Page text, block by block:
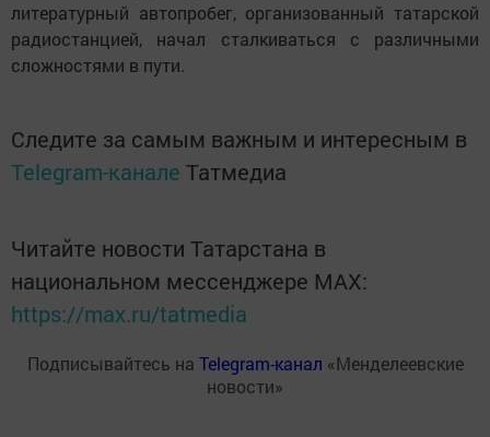
литературный автопробег, организованный татарской
радиостанцией, начал сталкиваться с различными
сложностями в пути.
Следите за самым важным и интересным в
Telegram-канале Татмедиа
Читайте новости Татарстана в
национальном мессенджере MАХ:
https://max.ru/tatmedia
Подписывайтесь на Telegram-канал «Менделеевские
новости»